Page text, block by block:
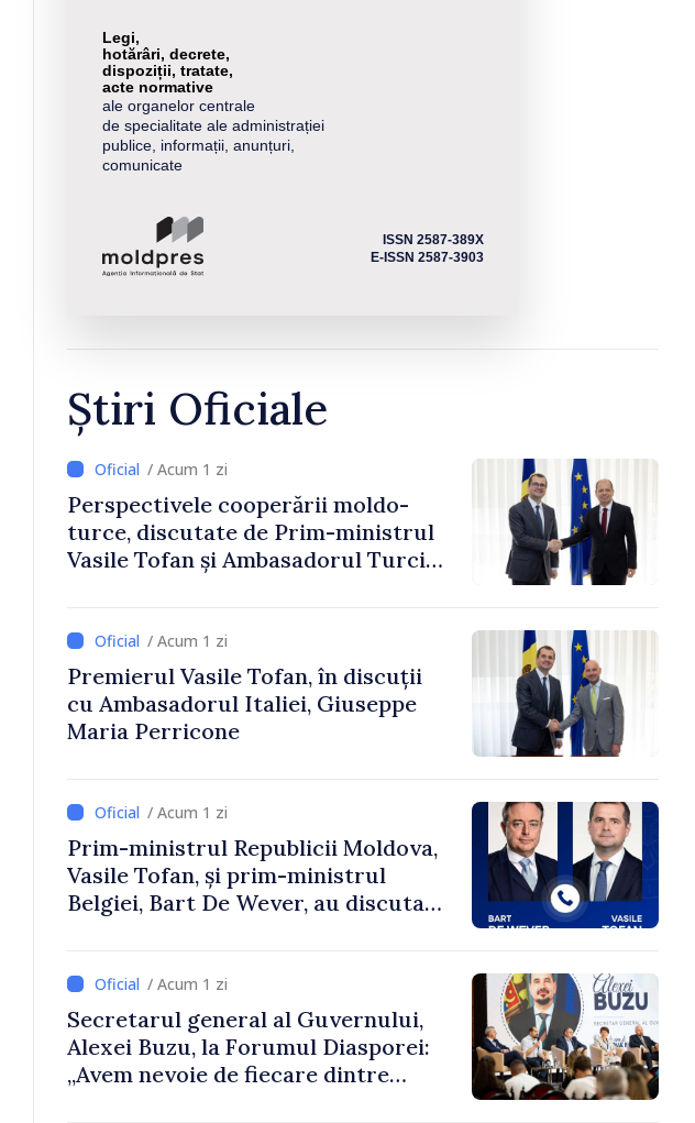
Legi,
hotărâri, decrete,
dispoziții, tratate,
acte normative
ale organelor centrale
de specialitate ale administrației
publice, informații, anunțuri,
comunicate
ISSN 2587-389X
E-ISSN 2587-3903
Știri Oficiale
/ Acum 1 zi
Perspectivele cooperării moldo-
turce, discutate de Prim-ministrul
Vasile Tofan și Ambasadorul Turciei,
/ Acum 1 zi
Premierul Vasile Tofan, în discuții
cu Ambasadorul Italiei, Giuseppe
Maria Perricone
/ Acum 1 zi
Prim-ministrul Republicii Moldova,
Vasile Tofan, și prim-ministrul
Belgiei, Bart De Wever, au discutat
/ Acum 1 zi
Secretarul general al Guvernului,
Alexei Buzu, la Forumul Diasporei:
„Avem nevoie de fiecare dintre